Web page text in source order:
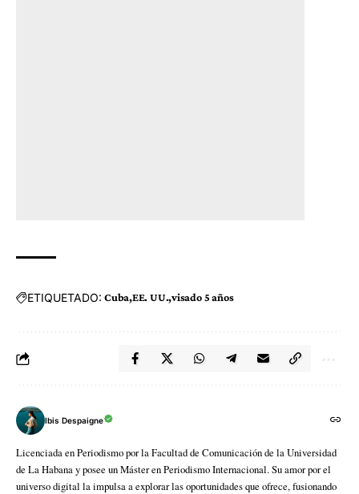
ETIQUETADO: Cuba EE. UU. visado 5 años
Ibis Despaigne
Licenciada en Periodismo por la Facultad de Comunicación de la Universidad
de La Habana y posee un Máster en Periodismo Internacional. Su amor por el
universo digital la impulsa a explorar las oportunidades que ofrece, fusionando